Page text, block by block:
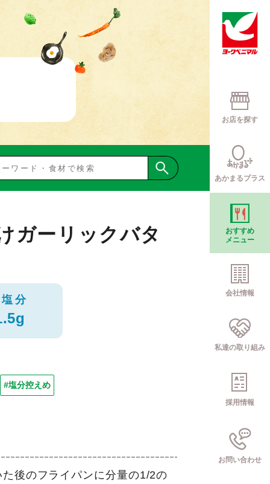
お店を探す
あかまるプラス
おすすめ
メニュー
会社情報
私達の取り組み
採用情報
お問い合わせ
ガーリックバタ
塩分
#塩分控えめ
後のフライパンに分量の1/2の